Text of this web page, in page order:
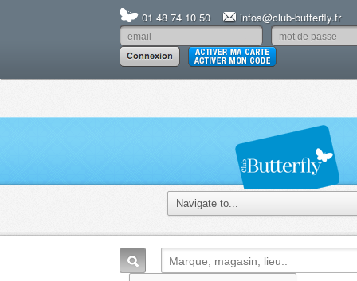
01 48 74 10 50 infos@club-butterfly.fr